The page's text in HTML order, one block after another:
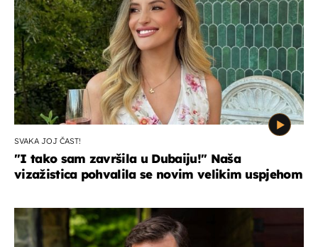
SVAKA JOJ ČAST!
"I tako sam završila u Dubaiju!" Naša
vizažistica pohvalila se novim velikim uspjehom